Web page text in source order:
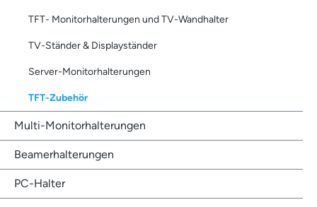
TFT- Monitorhalterungen und TV-Wandhalter
TV-Ständer & Displayständer
Server-Monitorhalterungen
TFT-Zubehör
Multi-Monitorhalterungen
Beamerhalterungen
PC-Halter